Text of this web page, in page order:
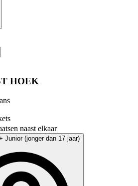
HOEK
naast elkaar
Junior (jonger dan 17 jaar)